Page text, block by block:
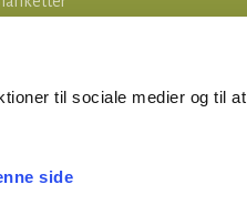
til sociale medier og til at
side